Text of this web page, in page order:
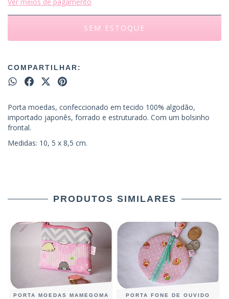
COMPARTILHAR:
Porta moedas, confeccionado em tecido 100% algodão,
importado japonês, forrado e estruturado. Com um bolsinho
frontal.
Medidas: 10, 5 x 8,5 cm.
PRODUTOS SIMILARES
PORTA MOEDAS MAMEGOMA
PORTA FONE DE OUVIDO